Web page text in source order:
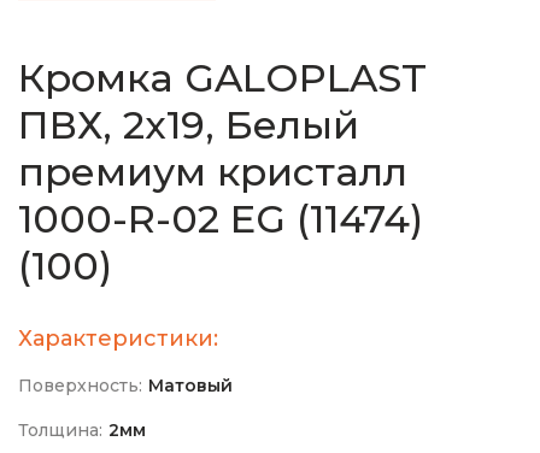
Кромка GALOPLAST
ПВХ, 2х19, Белый
премиум кристалл
1000-R-02 EG (11474)
(100)
Характеристики:
Поверхность: Матовый
Толщина: 2мм